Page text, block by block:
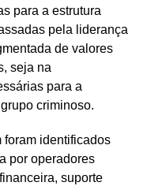
para a estrutura
pela liderança
de valores
seja na
para a
criminoso.
foram identificados
por operadores
suporte